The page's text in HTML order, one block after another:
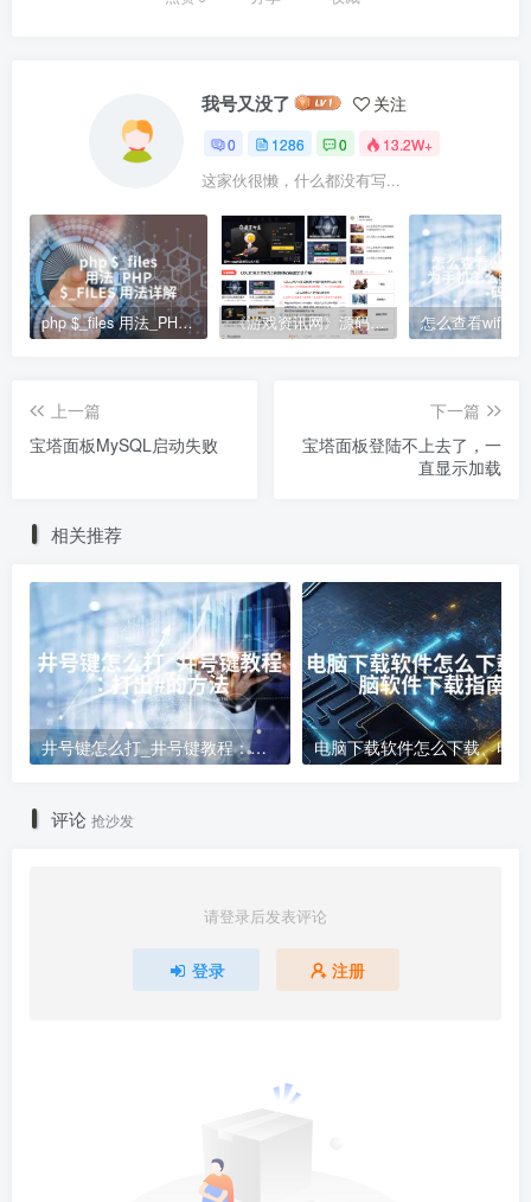
我号又没了 关注
0 1286 0 13.2W+
这家伙很懒，什么都没有写...
php $_files 用法_PHP $_FILES 用法详解 《游戏资讯网》源码 游戏资讯攻略网站模板 单机手游资讯 帝国cms
上一篇
宝塔面板MySQL启动失败
下一篇
宝塔面板登陆不上去了，一
直显示加载
相关推荐
井号键怎么打_井号键教程：打出#的方法
评论 抢沙发
请登录后发表评论
登录 注册